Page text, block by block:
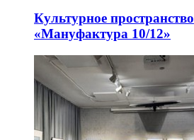
Культурное пространство
«Мануфактура 10/12»